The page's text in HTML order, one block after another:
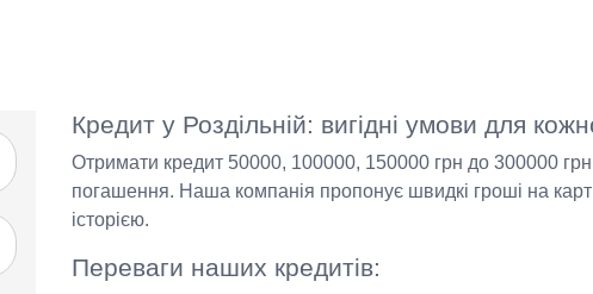
Кредит у Роздільній: вигідні умови для
Отримати кредит 50000, 100000, 150000 грн до 300000 грн
погашення. Наша компанія пропонує швидкі гроші на
історією.
Переваги наших кредитів: